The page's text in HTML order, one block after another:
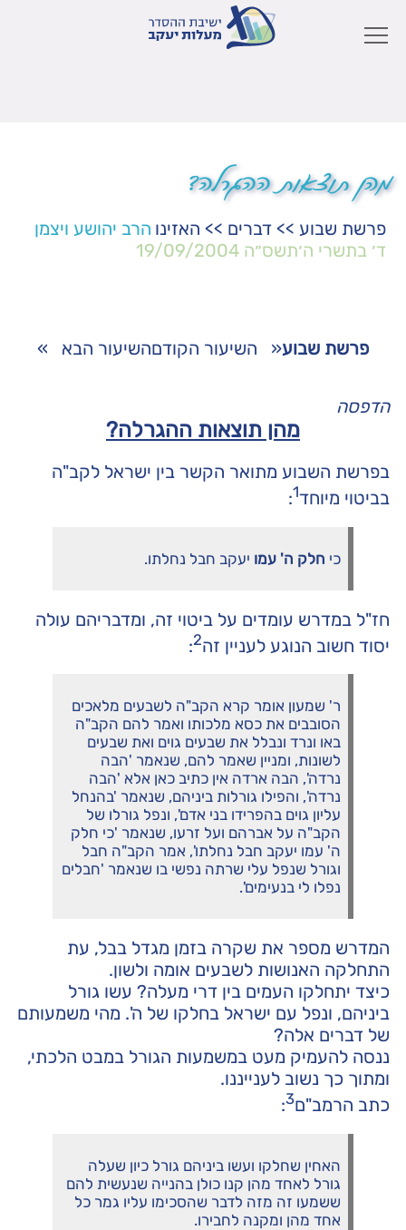
מהן תוצאות ההגרלה?
פרשת שבוע >> דברים >> האזינו הרב יהושע ויצמן
ד׳ בתשרי ה׳תשס״ה 19/09/2004
פרשת שבוע« השיעור הקודםהשיעור הבא »
הדפסה
מהן תוצאות ההגרלה?
בפרשת השבוע מתואר הקשר בין ישראל לקב"ה
בביטוי מיוחד1
:
כי חלק ה' עמו יעקב חבל נחלתו.
חז"ל במדרש עומדים על ביטוי זה, ומדבריהם עולה
יסוד חשוב הנוגע לעניין זה2
:
ר' שמעון אומר קרא הקב"ה לשבעים מלאכים
הסובבים את כסא מלכותו ואמר להם הקב"ה
באו ונרד ונבלל את שבעים גוים ואת שבעים
לשונות, ומניין שאמר להם, שנאמר 'הבה
נרדה', הבה ארדה אין כתיב כאן אלא 'הבה
נרדה', והפילו גורלות ביניהם, שנאמר 'בהנחל
עליון גוים בהפרידו בני אדם', ונפל גורלו של
הקב"ה על אברהם ועל זרעו, שנאמר 'כי חלק
ה' עמו יעקב חבל נחלתו', אמר הקב"ה חבל
וגורל שנפל עלי שרתה נפשי בו שנאמר 'חבלים
נפלו לי בנעימים'.
המדרש מספר את שקרה בזמן מגדל בבל, עת
התחלקה האנושות לשבעים אומה ולשון.
כיצד יתחלקו העמים בין דרי מעלה? עשו גורל
ביניהם, ונפל עם ישראל בחלקו של ה'. מהי משמעותם
של דברים אלה?
ננסה להעמיק מעט במשמעות הגורל במבט הלכתי,
ומתוך כך נשוב לענייננו.
כתב הרמב"ם3
:
האחין שחלקו ועשו ביניהם גורל כיון שעלה
גורל לאחד מהן קנו כולן בהנייה שנעשית להם
ששמעו זה מזה לדבר שהסכימו עליו גמר כל
אחד מהן ומקנה לחבירו.